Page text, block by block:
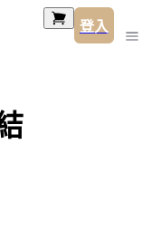
登入